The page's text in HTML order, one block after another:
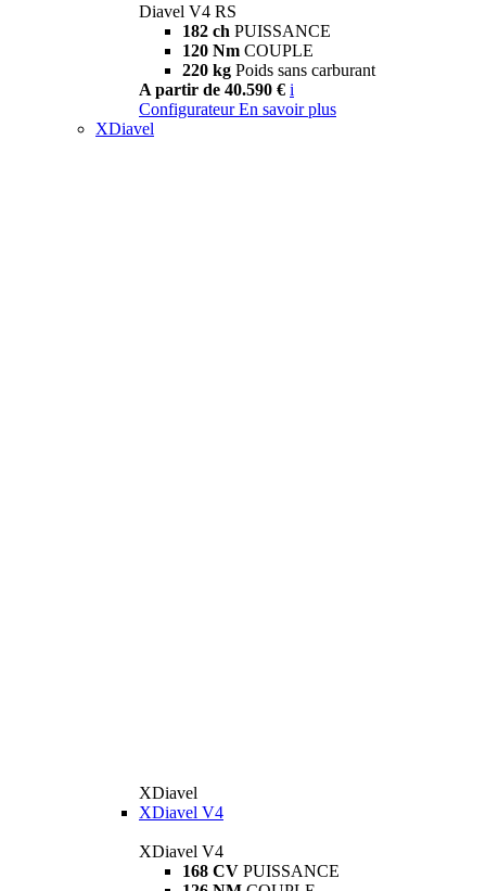
Diavel V4 RS
182 ch PUISSANCE
120 Nm COUPLE
220 kg Poids sans carburant
A partir de 40.590 € i
Configurateur En savoir plus
XDiavel
XDiavel
XDiavel V4
XDiavel V4
168 CV PUISSANCE